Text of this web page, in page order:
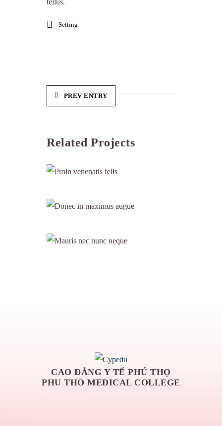
tellus.
Setting
PREV ENTRY
Related Projects
CAO ĐẲNG Y TẾ PHÚ THỌ
PHU THO MEDICAL COLLEGE